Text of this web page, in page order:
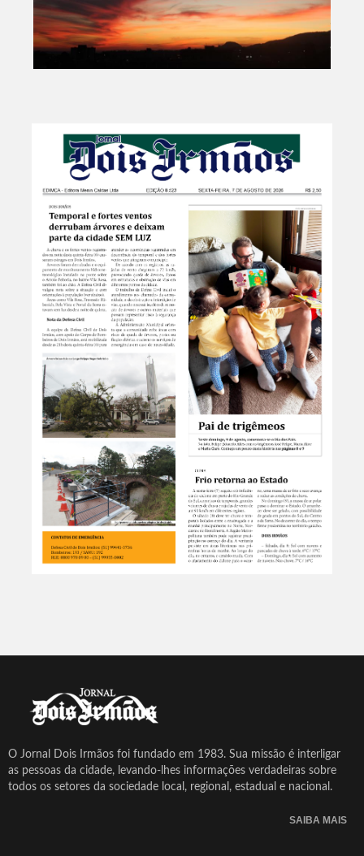
O Jornal Dois Irmãos foi fundado em 1983. Sua missão é interligar
as pessoas da cidade, levando-lhes informações verdadeiras sobre
todos os setores da sociedade local, regional, estadual e nacional.
SAIBA MAIS